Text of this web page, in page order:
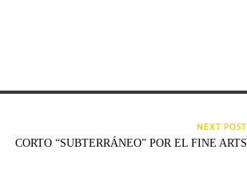
NEXT POST
CORTO “SUBTERRÁNEO” POR EL FINE ARTS